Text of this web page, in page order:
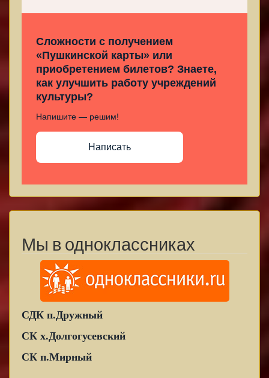
Сложности с получением
«Пушкинской карты» или
приобретением билетов? Знаете,
как улучшить работу учреждений
культуры?
Напишите — решим!
Написать
Мы в одноклассниках
СДК п.Дружный
СК х.Долгогусевский
СК п.Мирный